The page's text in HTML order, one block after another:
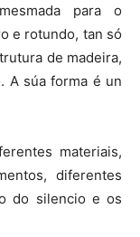
para o
e rotundo, tan só
de madeira,
A súa forma é un
materiais,
diferentes
do silencio e os